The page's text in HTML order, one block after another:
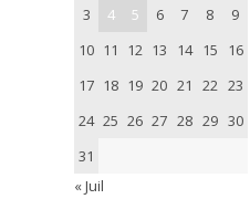
3
4 5 6 7 8
9
10 11 12 13 14 15
16
17 18 19 20 21 22 23
24 25 26 27 28 29 30
31
« Juil